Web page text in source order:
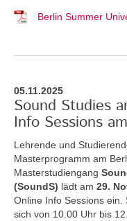
Berlin Summer
05.11.2025
Sound Studies
Info Sessions
Lehrende und
Masterprogramm am
Masterstudiengang
(SoundS) lädt am 29.
Online Info Sessions
sich von 10.00 Uhr bis